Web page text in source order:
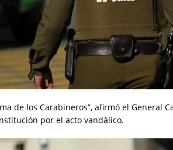
de los Carabineros”, afirmó el General
por el acto vandálico.